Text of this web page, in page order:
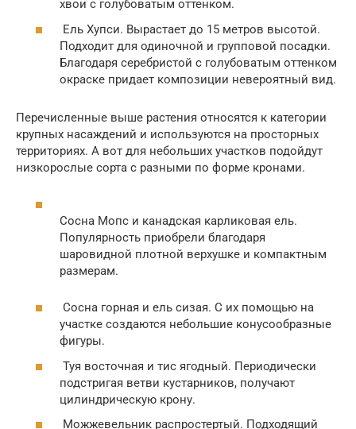
хвои с голубоватым оттенком.
Ель Хупси. Вырастает до 15 метров высотой.
Подходит для одиночной и групповой посадки.
Благодаря серебристой с голубоватым оттенком
окраске придает композиции невероятный вид.
Перечисленные выше растения относятся к категории
крупных насаждений и используются на просторных
территориях. А вот для небольших участков подойдут
низкорослые сорта с разными по форме кронами.
Сосна Мопс и канадская карликовая ель.
Популярность приобрели благодаря
шаровидной плотной верхушке и компактным
размерам.
Сосна горная и ель сизая. С их помощью на
участке создаются небольшие конусообразные
фигуры.
Туя восточная и тис ягодный. Периодически
подстригая ветви кустарников, получают
цилиндрическую крону.
Можжевельник распростертый. Подходящий